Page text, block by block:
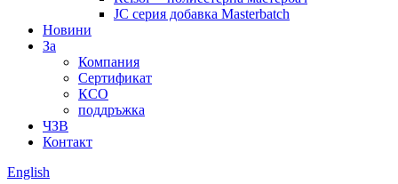
JC серия добавка Masterbatch
Новини
За
Компания
Сертификат
КСО
поддръжка
ЧЗВ
Контакт
English